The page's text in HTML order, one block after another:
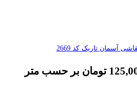
آسمان تاریک کد 2669
تومان بر حسب متر